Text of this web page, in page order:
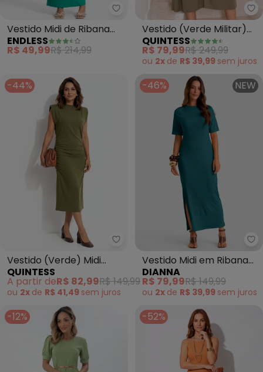
Endless - Vestido Midi de
Vestido Midi de Ribana
Feminino (Verde)
ENDLESS
R$ 49,99R$ 214,99
Vestido (Verde Militar)
em Viscose Plana
QUINTESS
R$ 79,99R$ 249,99
ou 2x de R$ 39,99 sem juros
-44%
Quintess - Vestido (Verde)
Vestido (Verde) Midi
Drapeado em Malha
Crepe
QUINTESS
A partir deR$ 82,99R$ 149,99
ou 2x de R$ 41,49 sem juros
-46% NEW
Vestido Midi em Ribana
Viscose Manga Raglan
(Verde
DIANNA
R$ 79,99R$ 149,99
ou 2x de R$ 39,99 sem juros
-12% -52%